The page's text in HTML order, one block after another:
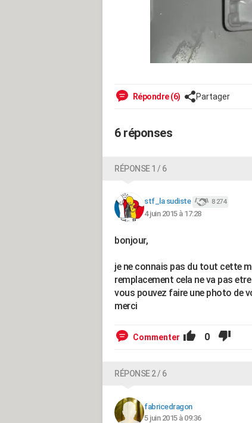
Répondre (6) Partager
6 réponses
RÉPONSE 1 / 6
stf_la sudiste 8 274
4 juin 2015 à 17:28
bonjour,
je ne connais pas du tout cette
remplacement cela ne va pas
vous pouvez faire une photo de
merci
Commenter 0
RÉPONSE 2 / 6
fabricedragon
5 juin 2015 à 09:36